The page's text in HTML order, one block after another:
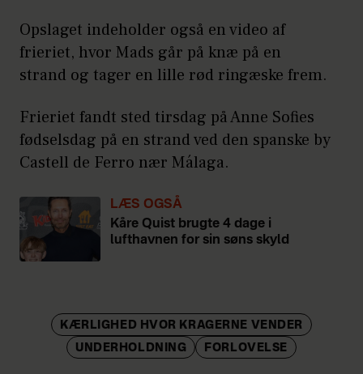
Opslaget indeholder også en video af
frieriet, hvor Mads går på knæ på en
strand og tager en lille rød ringæske frem.
Frieriet fandt sted tirsdag på Anne Sofies
fødselsdag på en strand ved den spanske by
Castell de Ferro nær Málaga.
LÆS OGSÅ
Kåre Quist brugte 4 dage i
lufthavnen for sin søns skyld
KÆRLIGHED HVOR KRAGERNE VENDER
UNDERHOLDNING
FORLOVELSE